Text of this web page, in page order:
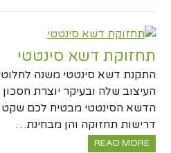
תחזוקת דשא סינטטי
התקנת דשא סינטטי משנה
העיצוב שלה ובעיקר יוצרת
הדשא הסינטטי מבטיח לכם שקט
דרישות תחזוקה והן מבחינת…
READ MORE